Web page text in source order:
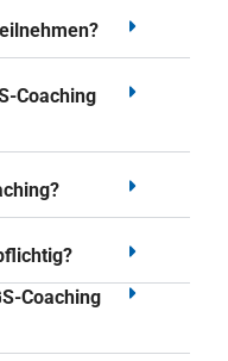
Coaching
Coaching